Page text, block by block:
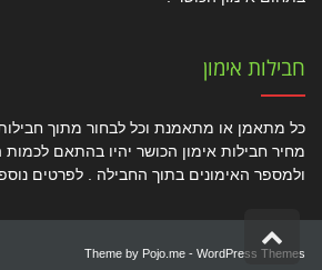
חבילות אימון
כל מתאמן או מתאמנת וכל לבחור מתוך
מחיר חבילות אימון הכושר יהיו בהתאם לכמות
ולמספר האימונים בתוך החבילה . לפרטים נוספים תומר
Theme by Pojo.me - WordPress Themes
גלילה
לראש